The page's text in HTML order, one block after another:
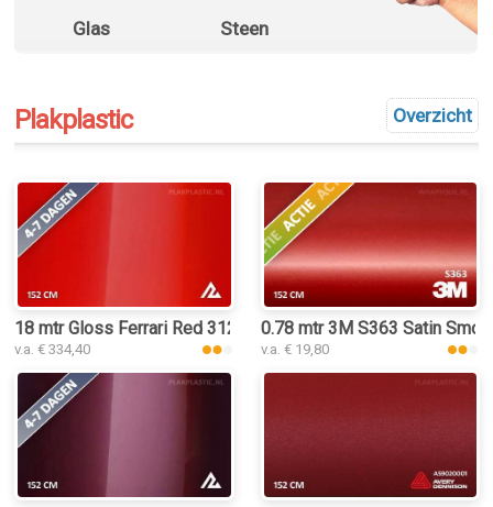
Glas Steen
Overzicht
Plakplastic
18 mtr Gloss Ferrari Red 3125 plakplastic
v.a. € 334,40
0.78 mtr 3M S363 Satin
v.a. € 19,80